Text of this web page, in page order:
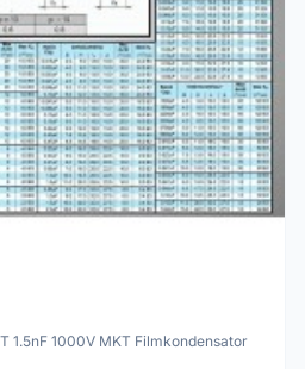
1.5nF 1000V MKT Filmkondensator